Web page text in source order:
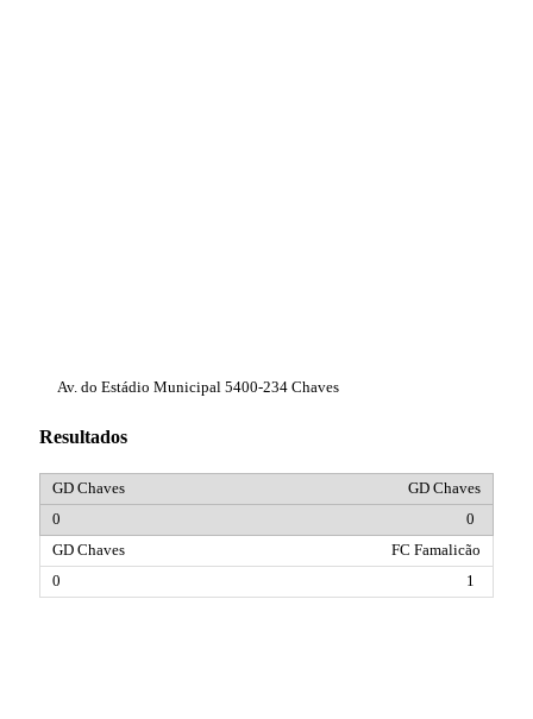
Av. do Estádio Municipal 5400-234 Chaves
Resultados
GD Chaves
0
FC Famalicão
1